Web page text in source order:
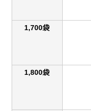
1,700袋
1,800袋